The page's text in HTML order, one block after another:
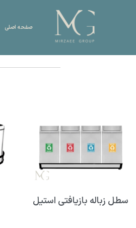
صفحه اصلی
سطل زباله بازیافتی استیل